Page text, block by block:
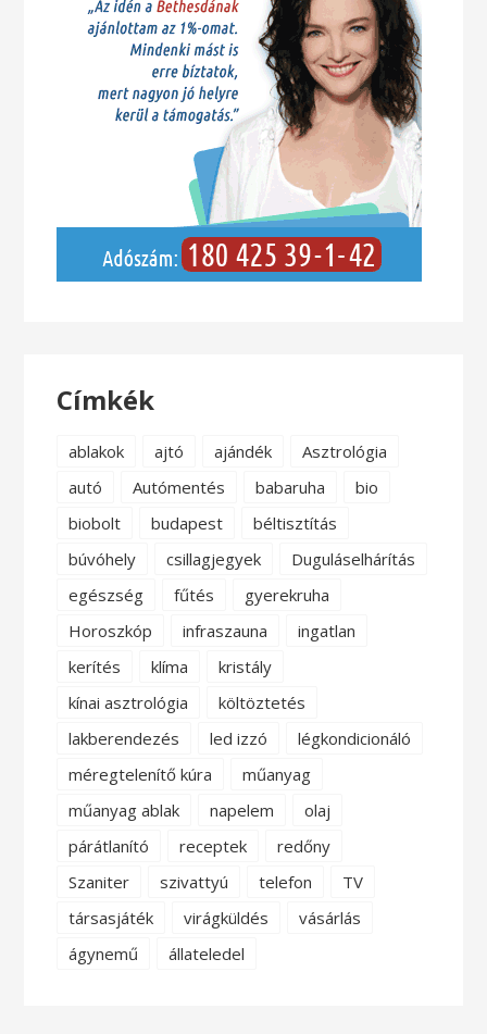
Címkék
ablakok ajtó ajándék
Asztrológia
autó
Autómentés babaruha
bio
biobolt
budapest
béltisztítás
búvóhely
csillagjegyek
Duguláselhárítás
egészség
fűtés
gyerekruha
Horoszkóp
infraszauna
ingatlan
kerítés
klíma
kristály
kínai asztrológia
költöztetés
lakberendezés
led izzó
légkondicionáló
méregtelenítő kúra
műanyag
műanyag ablak
napelem
olaj
párátlanító
receptek
redőny
Szaniter
szivattyú telefon
TV
társasjáték
virágküldés
vásárlás
ágynemű
állateledel